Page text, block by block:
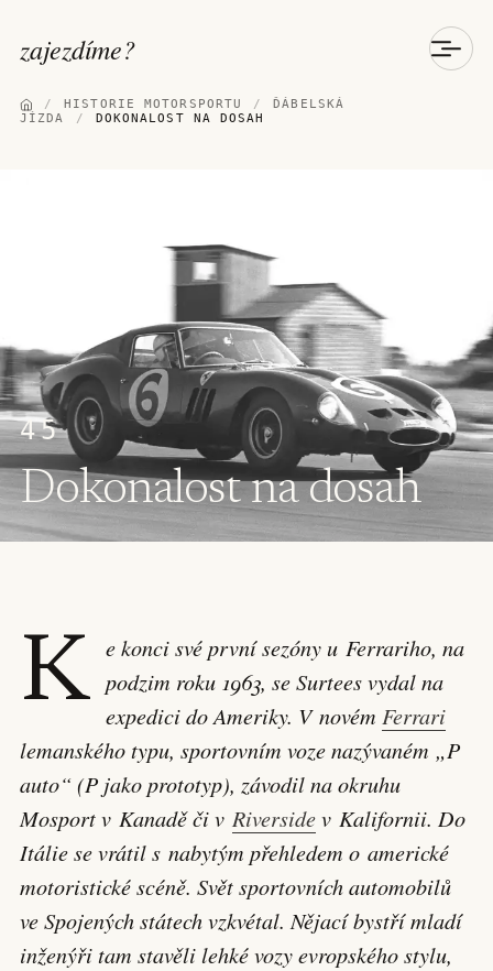
zajezdíme?
/ HISTORIE MOTORSPORTU /
ĎÁBELSKÁ
JÍZDA
/ DOKONALOST NA DOSAH
45
Dokonalost na dosah
K e konci své první sezóny u Ferrariho, na
podzim roku 1963, se Surtees vydal na
expedici do Ameriky. V novém Ferrari
lemanského typu, sportovním voze nazývaném „P
auto“ (P jako prototyp), závodil na okruhu
Mosport v Kanadě či v Riversidev Kalifornii. Do
Itálie se vrátil s nabytým přehledem o americké
motoristické scéně. Svět sportovních automobilů
ve Spojených státech vzkvétal. Nějací bystří mladí
inženýři tam stavěli lehké vozy evropského stylu,